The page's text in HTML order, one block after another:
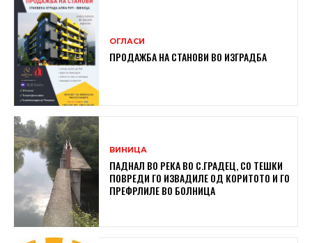
ОГЛАСИ
ПРОДАЖБА НА СТАНОВИ ВО ИЗГРАДБА
ВИНИЦА
ПАДНАЛ ВО РЕКА ВО С.ГРАДЕЦ, СО ТЕШКИ
ПОВРЕДИ ГО ИЗВАДИЛЕ ОД КОРИТОТО И ГО
ПРЕФРЛИЛЕ ВО БОЛНИЦА